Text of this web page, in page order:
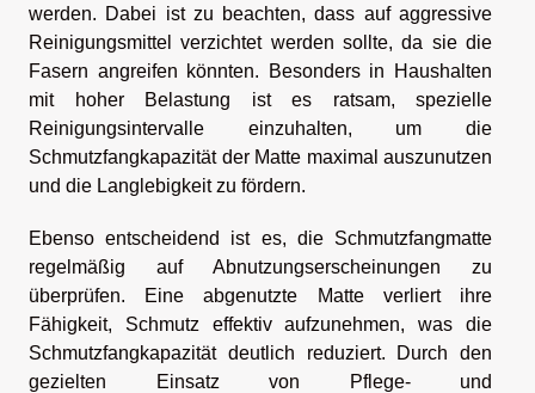
werden. Dabei ist zu beachten, dass auf aggressive
Reinigungsmittel verzichtet werden sollte, da sie die
Fasern angreifen könnten. Besonders in Haushalten
mit hoher Belastung ist es ratsam, spezielle
Reinigungsintervalle einzuhalten, um die
Schmutzfangkapazität der Matte maximal auszunutzen
und die Langlebigkeit zu fördern.
Ebenso entscheidend ist es, die Schmutzfangmatte
regelmäßig auf Abnutzungserscheinungen zu
überprüfen. Eine abgenutzte Matte verliert ihre
Fähigkeit, Schmutz effektiv aufzunehmen, was die
Schmutzfangkapazität deutlich reduziert. Durch den
gezielten Einsatz von Pflege- und